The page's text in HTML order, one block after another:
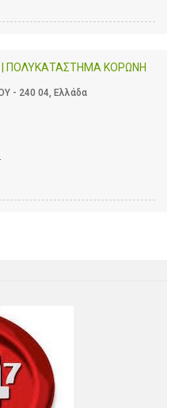
| ΠΟΛΥΚΑΤΑΣΤΗΜΑ ΚΟΡΩΝΗ
- 240 04, Ελλάδα